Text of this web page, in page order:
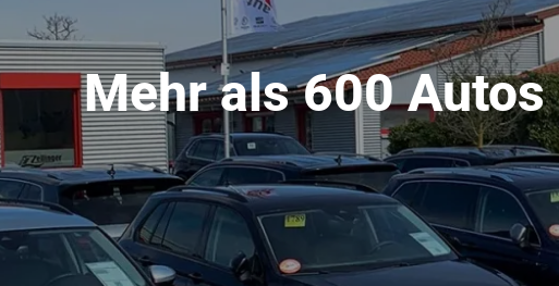
Mehr als 600